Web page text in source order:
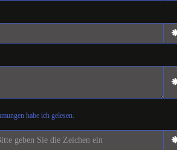
habe ich gelesen.